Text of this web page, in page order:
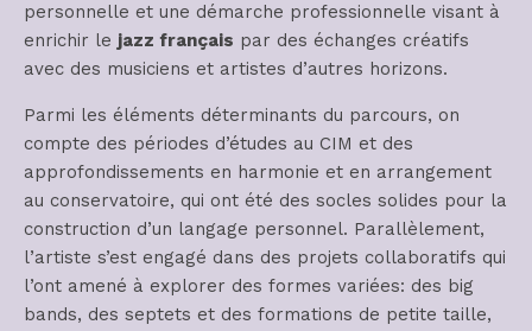
personnelle et une démarche professionnelle visant à
enrichir le jazz français par des échanges créatifs
avec des musiciens et artistes d’autres horizons.
Parmi les éléments déterminants du parcours, on
compte des périodes d’études au CIM et des
approfondissements en harmonie et en arrangement
au conservatoire, qui ont été des socles solides pour la
construction d’un langage personnel. Parallèlement,
l’artiste s’est engagé dans des projets collaboratifs qui
l’ont amené à explorer des formes variées: des big
bands, des septets et des formations de petite taille,